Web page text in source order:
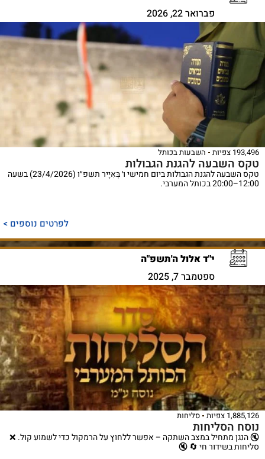
פברואר 22, 2026
193,496 צפיות השבעות בכותל
טקס השבעה להגנת הגבולות
טקס השבעה להגנת הגבולות ביום חמישי ו׳ בְּאִיָיר תשפ״ו (23/4/2026) בשעה
12:00–20:00 בכותל המערבי.
לפרטים נוספים >
י"ד אלול ה'תשפ"ה
ספטמבר 7, 2025
1,885,126 צפיות סליחות
נוסח הסליחות
🔇 הנגן מתחיל במצב השתקה – אפשר ללחוץ על הרמקול כדי לשמוע קול. ❌
סליחות בשידור חי 🔄 🔇